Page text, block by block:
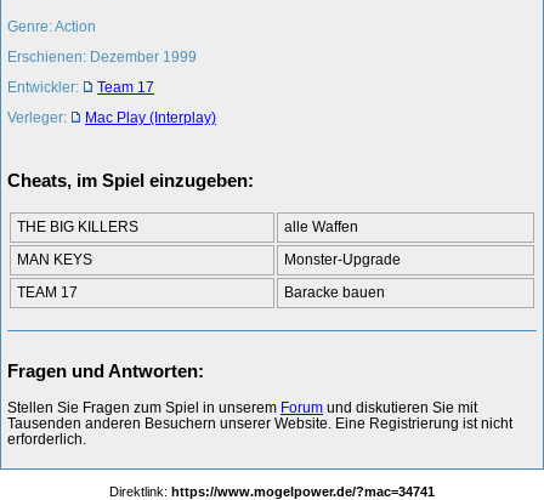
Genre: Action
Erschienen: Dezember 1999
Entwickler:
Team 17
Verleger:
Mac Play (Interplay)
Cheats, im Spiel einzugeben:
THE BIG KILLERS
alle Waffen
MAN KEYS
Monster-Upgrade
TEAM 17
Baracke bauen
Fragen und Antworten:
Stellen Sie Fragen zum Spiel in unserem Forum und diskutieren Sie mit
Tausenden anderen Besuchern unserer Website. Eine Registrierung ist nicht
erforderlich.
Direktlink: https://www.mogelpower.de/?mac=34741